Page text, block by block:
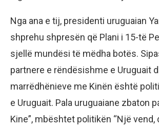
Nga ana e tij, presidenti uruguaian
shprehu shpresën që Plani i 15-të
sjellë mundësi të mëdha botës.
partnere e rëndësishme e Uruguait
marrëdhënieve me Kinën është
e Uruguait. Pala uruguaiane zbaton
Kine”, mbështet politikën “Një vend,